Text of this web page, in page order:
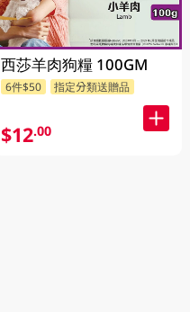
西莎羊肉狗糧 100GM
6件$50 指定分類送贈品
$12.00